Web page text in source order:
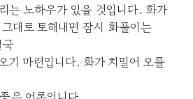
는 노하우가 있을 것입니다. 화가
대로 토해내면 잠시 화풀이는
기 마련입니다. 화가 치밀어 오를